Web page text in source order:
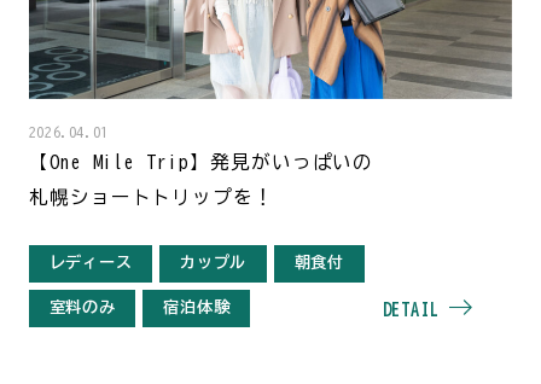
2026.04.01
【One Mile Trip】発見がいっぱいの
札幌ショートトリップを！
レディース カップル 朝食付
室料のみ 宿泊体験 DETAIL